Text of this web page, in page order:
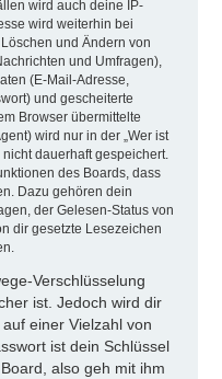
wird auch deine IP-
wird weiterhin bei
und Ändern von
und Umfragen),
(E-Mail-Adresse,
und gescheiterte
Browser übermittelte
wird nur in der „Wer ist
dauerhaft gespeichert.
des Boards, dass
Dazu gehören dein
der Gelesen-Status von
dir gesetzte Lesezeichen
Verschlüsselung
ist. Jedoch wird dir
einer Vielzahl von
ist dein Schlüssel
also geh mit ihm